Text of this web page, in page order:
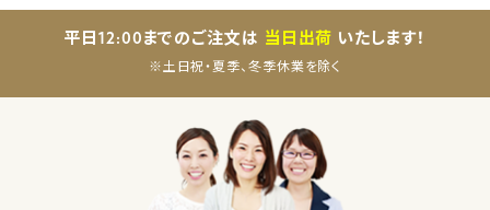
平日12:00までのご注文は 当日出荷 いたします！
※土日祝・夏季、冬季休業を除く